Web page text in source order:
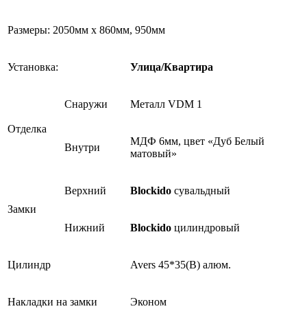
Размеры: 2050мм х 860мм, 950мм
Установка: Улица/Квартира
Отделка
Снаружи Металл VDM 1
Внутри
МДФ 6мм, цвет «Дуб Белый
матовый»
Замки
Верхний Blockido сувальдный
Нижний Blockido цилиндровый
Цилиндр Avers 45*35(В) алюм.
Накладки на замки Эконом